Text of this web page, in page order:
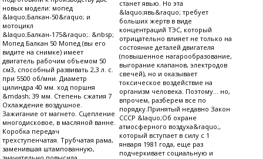
новых модели: мопед
&laquo;Балкан-50&raquo; и
мотоцикл
&laquo;Балкан-175&raquo;. &nbsp;
Мопед Балкан 50 Мопед (вы его
видите на снимке) имеет
двигатель рабочим объемом 50
см3, способный развивать 2,3 л. с.
при 5500 об/мни. Диаметр
цилиндра 40 мм. ход поршня
&mdash; 39 мм. Степень сжатия 7
Охлаждение воздушное.
Зажигание от магнето. Сцепление
многодисковое, в масляной ванне.
Коробка передач
трехступенчатая. Трубчатая рама,
заменившая штампованную,
станет явью. Но эта
&laquo;явь&raquo; требует
больших жертв в виде
концентраций ТЭС, который
отрицательно влияет не только на
состояние деталей двигателя
(повышенное нагарообразование,
выгорание клапанов, электродов
свечей), но и оказывает
токсическое воздействие на
организм человека. Поэтому... но,
впрочем, разберем все по
порядку.Принятый недавно Закон
СССР &laquo;Об охране
атмосферного воздуха&raquo;,
который вступает в силу с 1
января 1981 года, еще раз
подчеркивает социальную и